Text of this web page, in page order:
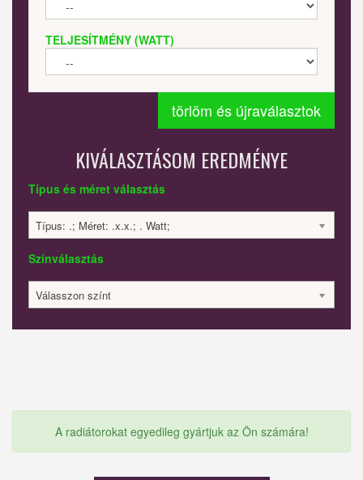
TELJESÍTMÉNY (WATT)
törlöm és újraválasztok
KIVÁLASZTÁSOM EREDMÉNYE
Típus és méret választás
Típus: .; Méret: .x.x.; . Watt;
Színválasztás
Válasszon színt
A radiátorokat egyedileg gyártjuk az Ön számára!